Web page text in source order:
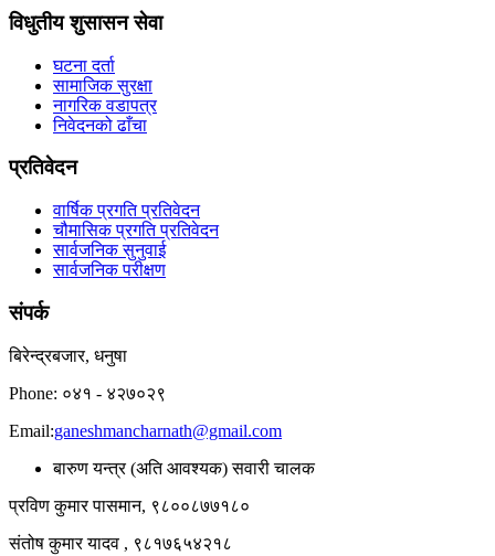
विधुतीय शुसासन सेवा
घटना दर्ता
सामाजिक सुरक्षा
नागरिक वडापत्र
निवेदनको ढाँचा
प्रतिवेदन
वार्षिक प्रगति प्रतिवेदन
चौमासिक प्रगति प्रतिवेदन
सार्वजनिक सुनुवाई
सार्वजनिक परीक्षण
संपर्क
बिरेन्द्रबजार, धनुषा
Phone: ०४१ - ४२७०२९
Email:ganeshmancharnath@gmail.com
बारुण यन्त्र (अति आवश्यक) सवारी चालक
प्रविण कुमार पासमान, ९८००८७७१८०
संतोष कुमार यादव , ९८१७६५४२१८